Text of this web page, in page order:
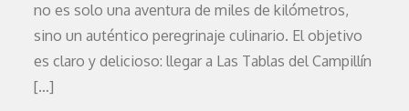
no es solo una aventura de miles de kilómetros,
sino un auténtico peregrinaje culinario. El objetivo
es claro y delicioso: llegar a Las Tablas del Campillín
[…]